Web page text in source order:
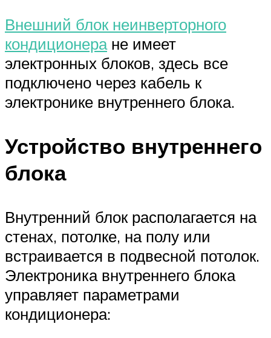
Внешний блок неинверторного
кондиционеране имеет
электронных блоков, здесь все
подключено через кабель к
электронике внутреннего блока.
Устройство внутреннего
блока
Внутренний блок располагается на
стенах, потолке, на полу или
встраивается в подвесной потолок.
Электроника внутреннего блока
управляет параметрами
кондиционера: